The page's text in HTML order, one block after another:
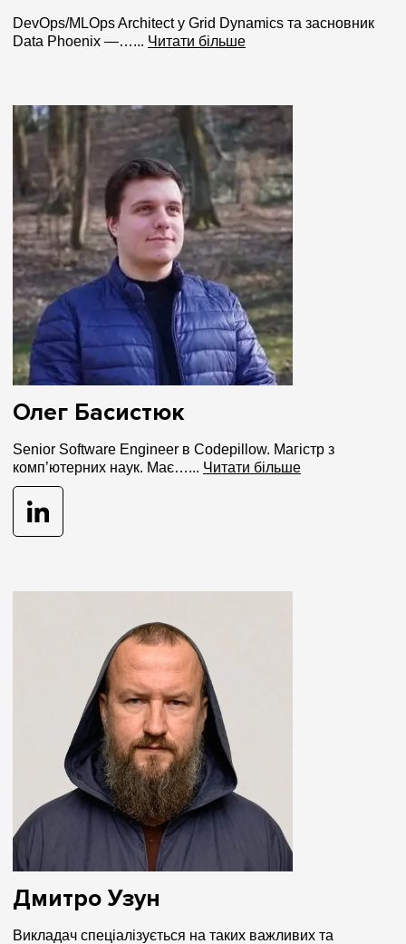
DevOps/MLOps Architect у Grid Dynamics та засновник
Data Phoenix —…... Читати більше
Олег Басистюк
Senior Software Engineer в Codepillow. Магістр з
комп’ютерних наук. Має…... Читати більше
Дмитро Узун
Викладач спеціалізується на таких важливих та